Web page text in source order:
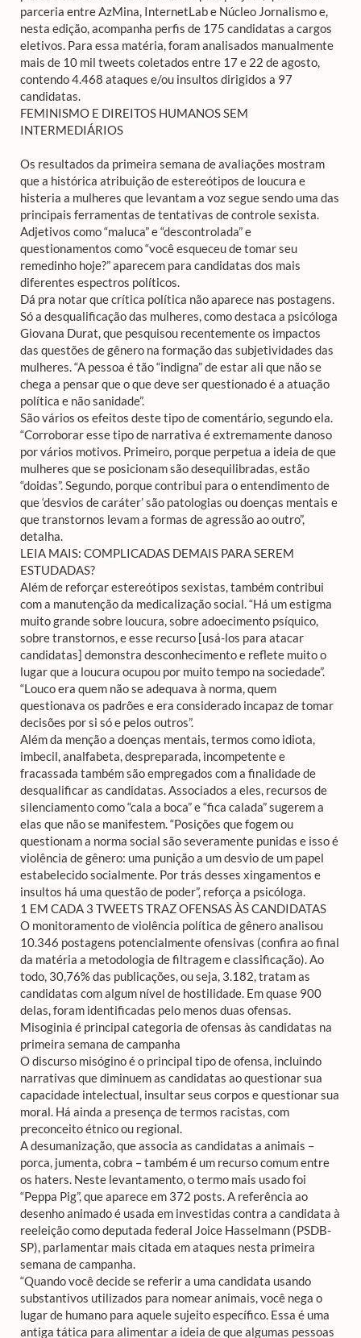
parceria entre AzMina, InternetLab e Núcleo Jornalismo e,
nesta edição, acompanha perfis de 175 candidatas a cargos
eletivos. Para essa matéria, foram analisados manualmente
mais de 10 mil tweets coletados entre 17 e 22 de agosto,
contendo 4.468 ataques e/ou insultos dirigidos a 97
candidatas.
FEMINISMO E DIREITOS HUMANOS SEM
INTERMEDIÁRIOS
Os resultados da primeira semana de avaliações mostram
que a histórica atribuição de estereótipos de loucura e
histeria a mulheres que levantam a voz segue sendo uma das
principais ferramentas de tentativas de controle sexista.
Adjetivos como “maluca” e “descontrolada” e
questionamentos como “você esqueceu de tomar seu
remedinho hoje?” aparecem para candidatas dos mais
diferentes espectros políticos.
Dá pra notar que crítica política não aparece nas postagens.
Só a desqualificação das mulheres, como destaca a psicóloga
Giovana Durat, que pesquisou recentemente os impactos
das questões de gênero na formação das subjetividades das
mulheres. “A pessoa é tão “indigna” de estar ali que não se
chega a pensar que o que deve ser questionado é a atuação
política e não sanidade”.
São vários os efeitos deste tipo de comentário, segundo ela.
“Corroborar esse tipo de narrativa é extremamente danoso
por vários motivos. Primeiro, porque perpetua a ideia de que
mulheres que se posicionam são desequilibradas, estão
“doidas”. Segundo, porque contribui para o entendimento de
que ‘desvios de caráter’ são patologias ou doenças mentais e
que transtornos levam a formas de agressão ao outro”,
detalha.
LEIA MAIS: COMPLICADAS DEMAIS PARA SEREM
ESTUDADAS?
Além de reforçar estereótipos sexistas, também contribui
com a manutenção da medicalização social. “Há um estigma
muito grande sobre loucura, sobre adoecimento psíquico,
sobre transtornos, e esse recurso [usá-los para atacar
candidatas] demonstra desconhecimento e reflete muito o
lugar que a loucura ocupou por muito tempo na sociedade”.
“Louco era quem não se adequava à norma, quem
questionava os padrões e era considerado incapaz de tomar
decisões por si só e pelos outros”.
Além da menção a doenças mentais, termos como idiota,
imbecil, analfabeta, despreparada, incompetente e
fracassada também são empregados com a finalidade de
desqualificar as candidatas. Associados a eles, recursos de
silenciamento como “cala a boca” e “fica calada” sugerem a
elas que não se manifestem. “Posições que fogem ou
questionam a norma social são severamente punidas e isso é
violência de gênero: uma punição a um desvio de um papel
estabelecido socialmente. Por trás desses xingamentos e
insultos há uma questão de poder”, reforça a psicóloga.
1 EM CADA 3 TWEETS TRAZ OFENSAS ÀS CANDIDATAS
O monitoramento de violência política de gênero analisou
10.346 postagens potencialmente ofensivas (confira ao final
da matéria a metodologia de filtragem e classificação). Ao
todo, 30,76% das publicações, ou seja, 3.182, tratam as
candidatas com algum nível de hostilidade. Em quase 900
delas, foram identificadas pelo menos duas ofensas.
Misoginia é principal categoria de ofensas às candidatas na
primeira semana de campanha
O discurso misógino é o principal tipo de ofensa, incluindo
narrativas que diminuem as candidatas ao questionar sua
capacidade intelectual, insultar seus corpos e questionar sua
moral. Há ainda a presença de termos racistas, com
preconceito étnico ou regional.
A desumanização, que associa as candidatas a animais –
porca, jumenta, cobra – também é um recurso comum entre
os haters. Neste levantamento, o termo mais usado foi
“Peppa Pig”, que aparece em 372 posts. A referência ao
desenho animado é usada em investidas contra a candidata à
reeleição como deputada federal Joice Hasselmann (PSDB-
SP), parlamentar mais citada em ataques nesta primeira
semana de campanha.
“Quando você decide se referir a uma candidata usando
substantivos utilizados para nomear animais, você nega o
lugar de humano para aquele sujeito específico. Essa é uma
antiga tática para alimentar a ideia de que algumas pessoas